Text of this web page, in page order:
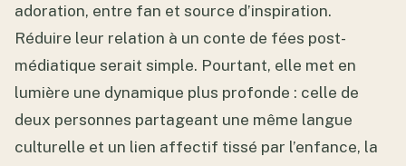
adoration, entre fan et source d’inspiration.
Réduire leur relation à un conte de fées post-
médiatique serait simple. Pourtant, elle met en
lumière une dynamique plus profonde : celle de
deux personnes partageant une même langue
culturelle et un lien affectif tissé par l’enfance, la